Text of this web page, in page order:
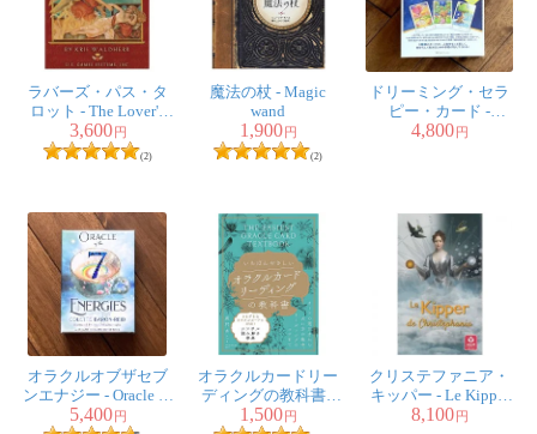
ラバーズ・パス・タ
ロット - The Lover's
Path Tarot
3,600円
(2)
魔法の杖 - Magic
wand
1,900円
(2)
ドリーミング・セラ
ピー・カード -
Dreaming Therapy
4,800円
オラクルオブザセブ
ンエナジー - Oracle of
the Seven Energy
5,400円
オラクルカードリー
ディングの教科書 -
The easiest Oracle card
1,500円
クリステファニア・
キッパー - Le Kipper
De Christephania
8,100円